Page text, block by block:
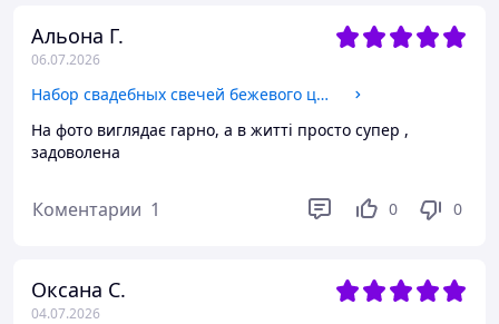
Альона Г.
06.07.2026
Набор свадебных свечей бежевого цвета "Прованс-шампань"
На фото виглядає гарно, а в житті просто супер ,
задоволена
Коментарии 1 0 0
Оксана С.
04.07.2026